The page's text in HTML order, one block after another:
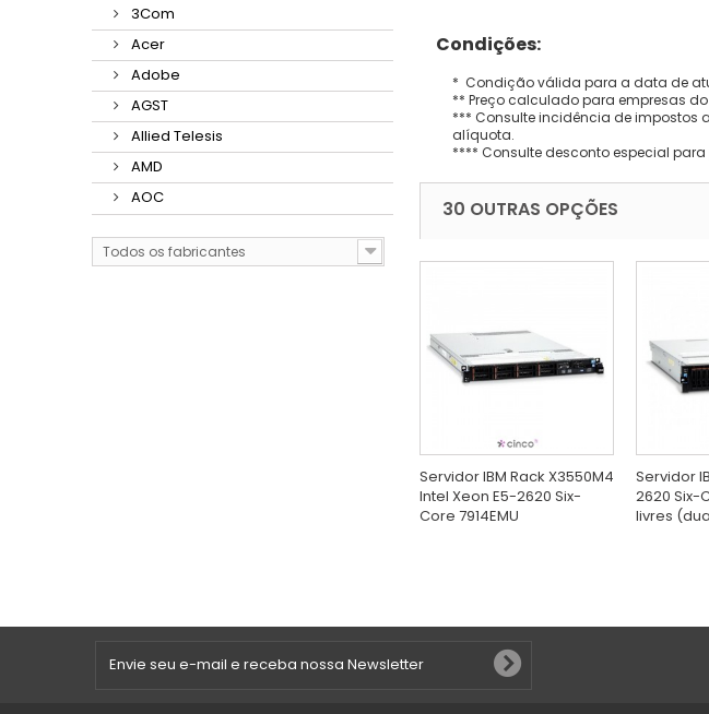
3Com
Acer
Adobe
AGST
Allied Telesis
AMD
AOC
Todos os fabricantes
Condições:
* Condição válida para a data de
** Preço calculado para empresas
*** Consulte incidência de impostos
alíquota.
**** Consulte desconto especial
30 OUTRAS OPÇÕES
Servidor IBM Rack X3550M4
Intel Xeon E5-2620 Six-
Core 7914EMU
Servidor
2620 Six-
livres